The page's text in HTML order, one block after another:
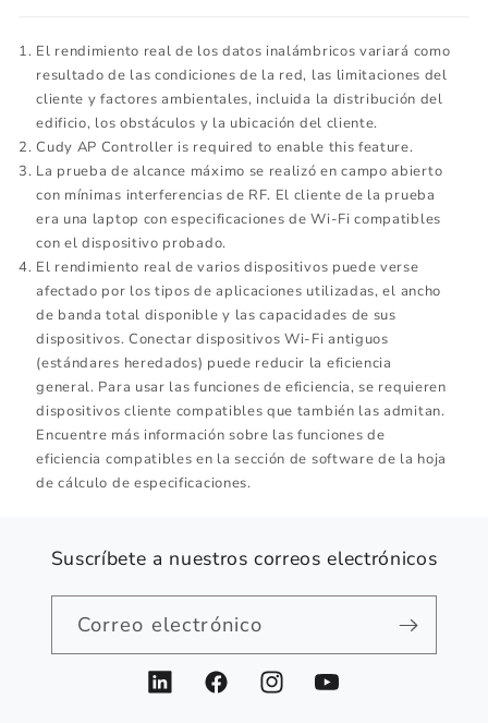
El rendimiento real de los datos inalámbricos variará como
resultado de las condiciones de la red, las limitaciones del
cliente y factores ambientales, incluida la distribución del
edificio, los obstáculos y la ubicación del cliente.
Cudy AP Controller is required to enable this feature.
La prueba de alcance máximo se realizó en campo abierto
con mínimas interferencias de RF. El cliente de la prueba
era una laptop con especificaciones de Wi-Fi compatibles
con el dispositivo probado.
El rendimiento real de varios dispositivos puede verse
afectado por los tipos de aplicaciones utilizadas, el ancho
de banda total disponible y las capacidades de sus
dispositivos. Conectar dispositivos Wi-Fi antiguos
(estándares heredados) puede reducir la eficiencia
general. Para usar las funciones de eficiencia, se requieren
dispositivos cliente compatibles que también las admitan.
Encuentre más información sobre las funciones de
eficiencia compatibles en la sección de software de la hoja
de cálculo de especificaciones.
Suscríbete a nuestros correos electrónicos
Correo electrónico
LinkedInFacebookInstagramYouTube